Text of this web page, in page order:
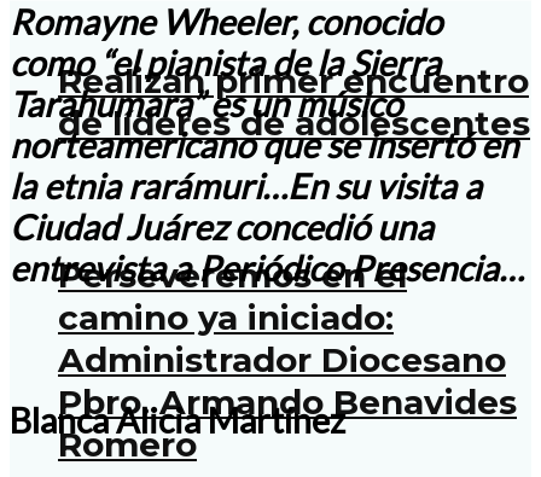
Realizan primer encuentro
de líderes de adolescentes
Perseveremos en el
camino ya iniciado:
Administrador Diocesano
Pbro. Armando Benavides
Romero
Romayne Wheeler, conocido
como “el pianista de la Sierra
Tarahumara” es un músico
norteamericano que se insertó en
la etnia rarámuri…En su visita a
Ciudad Juárez concedió una
entrevista a Periódico Presencia…
Blanca Alicia Martínez